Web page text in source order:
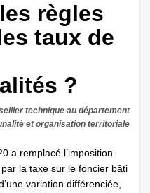
règles
taux de
?
technique au département
et organisation territoriale
a remplacé l’imposition
la taxe sur le foncier bâti
variation différenciée,